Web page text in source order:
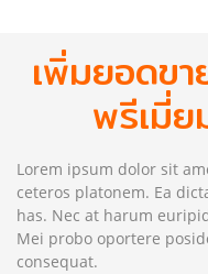
เพิ่มยอดข
พรีเมี่ย
Lorem ipsum dolor sit
ceteros platonem. Ea
has. Nec at harum
Mei probo oportere
consequat.